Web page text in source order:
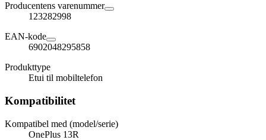
Producentens varenummer
123282998
EAN-kode
6902048295858
Produkttype
Etui til mobiltelefon
Kompatibilitet
Kompatibel med (model/serie)
OnePlus 13R